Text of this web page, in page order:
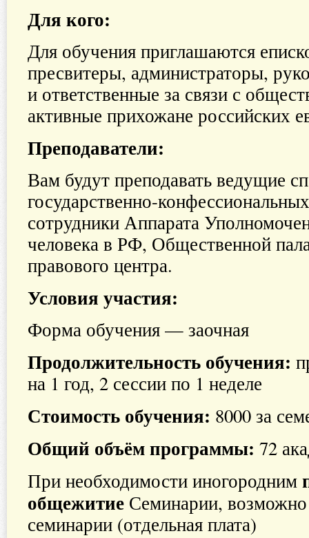
Для кого:
Для обучения приглашаются
пресвитеры, администраторы,
и ответственные за связи с
активные прихожане российских
Преподаватели:
Вам будут преподавать ведущие
государственно-
сотрудники Аппарата
человека в РФ, Общественной
правового центра.
Условия участия:
Форма обучения — заочная
Продолжительность обучения:
на 1 год, 2 сессии по 1 неделе
Стоимость обучения: 8000 за
Общий объём программы: 72
При необходимости иногородним
общежитие Семинарии, возможно
семинарии (отдельная плата)